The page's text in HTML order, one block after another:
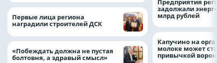
Первые лица региона
наградили строителей ДСК
«Побеждать должна не пустая
болтовня, а здравый смысл»
Предприятия
задолжали
млрд рублей
Капучино на
молоке может
привычкой